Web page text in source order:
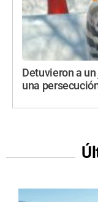
Detuvieron a
una